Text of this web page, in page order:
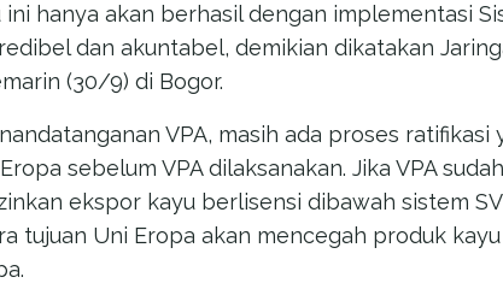
hanya akan berhasil dengan implementasi
dan akuntabel, demikian dikatakan
(30/9) di Bogor.
VPA, masih ada proses
sebelum VPA dilaksanakan. Jika VPA
ekspor kayu berlisensi dibawah sistem
tujuan Uni Eropa akan mencegah produk